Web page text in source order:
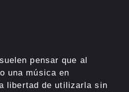
pensar que al
una música en
libertad de utilizarla sin